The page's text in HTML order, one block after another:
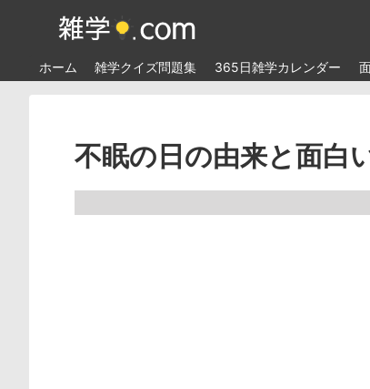
ホーム 雑学クイズ問題集 365日雑学カレンダー
不眠の日の由来と面白